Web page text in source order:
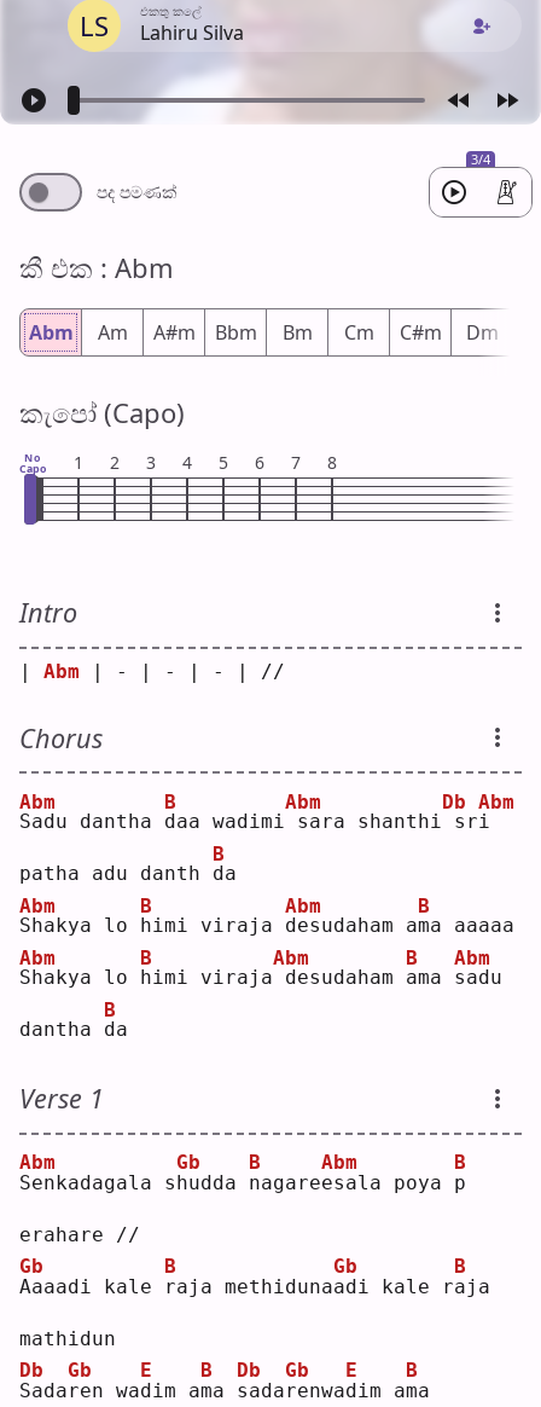
LS එක​තු කලේ
Lahiru Silva
3/4
පද පමණ​ක්
කී එ​ක : Abm
Abm Am A#m Bbm Bm Cm C#m Dm
කැපෝ (Capo)
No
Capo 1 2 3 4 5 6 7 8
Intro
Abm | - | - | - | //
Chorus
S
Abm
adu dantha d
B
aa wadimi
Abm
sara shanthi
Db
sri
Abm
patha adu danth d
B
a
S
Abm
hakya lo h
B
imi viraja d
Abm
esudaham am
B
a aaaaa
S
Abm
hakya lo h
B
imi viraja
Abm
desudaham a
B
ma s
Abm
adu
dantha d
B
a
Verse 1
S
Abm
enkadagala sh
Gb
udda n
B
agaree
Abm
sala poya p
B
erahare //
A
Gb
aaadi kale
r
B
aja methidunaa
Gb
di kale ra
B
ja
mathidun
S
Db
adar
Gb
en wad
E
im am
B
a s
Db
adar
Gb
enwad
E
im am
B
a